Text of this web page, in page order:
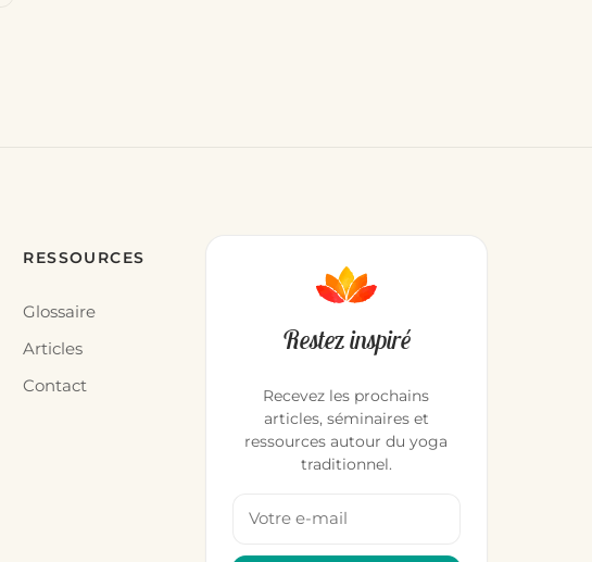
RESSOURCES
Glossaire
Articles
Contact
Restez inspiré
Recevez les prochains
articles, séminaires et
ressources autour du yoga
traditionnel.